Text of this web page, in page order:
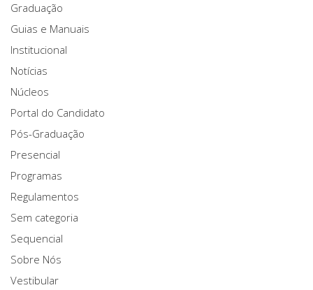
Graduação
Guias e Manuais
Institucional
Notícias
Núcleos
Portal do Candidato
Pós-Graduação
Presencial
Programas
Regulamentos
Sem categoria
Sequencial
Sobre Nós
Vestibular